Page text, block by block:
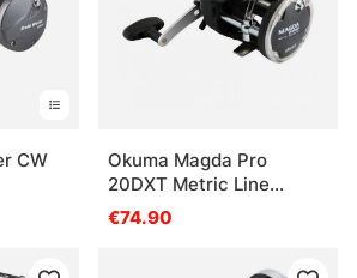
CW
Okuma Magda Pro
20DXT Metric Line
Counter RH Troll 5.1:1
€74.90